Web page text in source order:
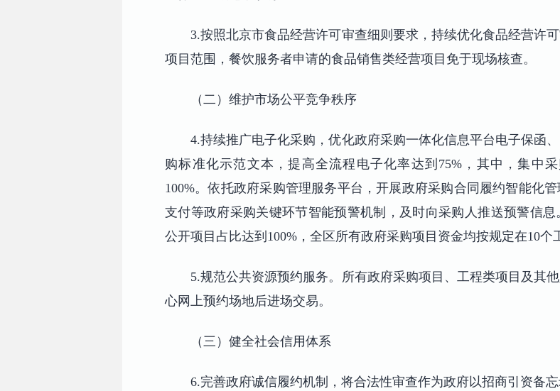
3.按照北京市食品经营许可审查细则要求，持续优化食品经营许
项目范围，餐饮服务者申请的食品销售类经营项目免于现场核查。
（二）维护市场公平竞争秩序
4.持续推广电子化采购，优化政府采购一体化信息平台电子保函
购标准化示范文本，提高全流程电子化率达到75%，其中，集中
100%。依托政府采购管理服务平台，开展政府采购合同履约智能化
支付等政府采购关键环节智能预警机制，及时向采购人推送预警信
公开项目占比达到100%，全区所有政府采购项目资金均按规定在10个
5.规范公共资源预约服务。所有政府采购项目、工程类项目及其
心网上预约场地后进场交易。
（三）健全社会信用体系
6.完善政府诚信履约机制，将合法性审查作为政府以招商引资备